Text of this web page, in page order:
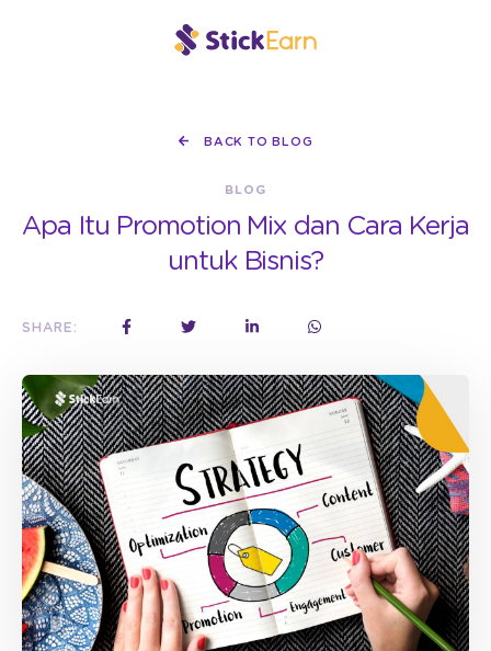
BACK TO BLOG
BLOG
Apa Itu Promotion Mix dan Cara Kerja
untuk Bisnis?
SHARE: